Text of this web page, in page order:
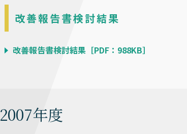
改善報告書検討結果
改善報告書検討結果［PDF：988KB］
2007年度